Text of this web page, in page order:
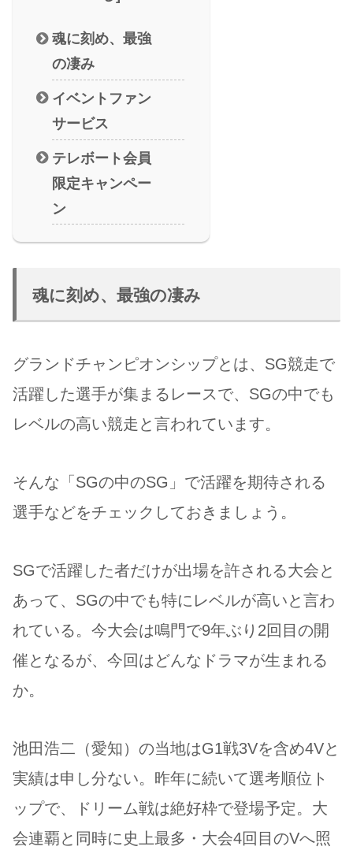
魂に刻め、最強
の凄み
イベントファン
サービス
テレボート会員
限定キャンペー
ン
魂に刻め、最強の凄み
グランドチャンピオンシップとは、SG競走で
活躍した選手が集まるレースで、SGの中でも
レベルの高い競走と言われています。
そんな「SGの中のSG」で活躍を期待される
選手などをチェックしておきましょう。
SGで活躍した者だけが出場を許される大会と
あって、SGの中でも特にレベルが高いと言わ
れている。今大会は鳴門で9年ぶり2回目の開
催となるが、今回はどんなドラマが生まれる
か。
池田浩二（愛知）の当地はG1戦3Vを含め4Vと
実績は申し分ない。昨年に続いて選考順位ト
ップで、ドリーム戦は絶好枠で登場予定。大
会連覇と同時に史上最多・大会4回目のVへ照